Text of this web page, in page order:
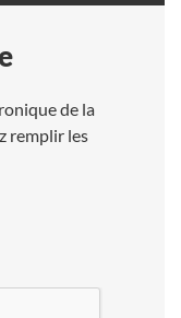
de la
remplir les